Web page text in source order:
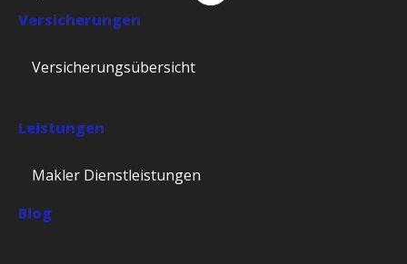
Versicherungen
Versicherungsübersicht
Leistungen
Makler Dienstleistungen
Blog